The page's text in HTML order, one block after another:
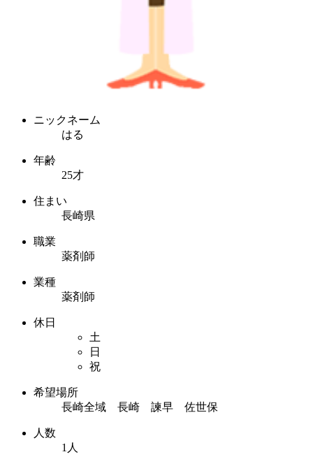
ニックネーム
はる
年齢
25才
住まい
長崎県
職業
薬剤師
業種
薬剤師
休日
土
日
祝
希望場所
長崎全域 長崎 諫早 佐世保
人数
1人